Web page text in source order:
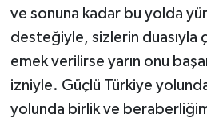
ve sonuna kadar bu yolda
desteğiyle, sizlerin duasıyla
emek verilirse yarın onu
izniyle. Güçlü Türkiye
yolunda birlik ve